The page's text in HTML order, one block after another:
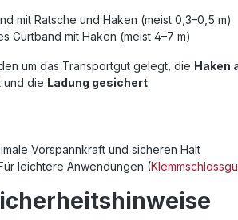
mit Ratsche und Haken (meist 0,3–0,5 m)
Gurtband mit Haken (meist 4–7 m)
um das Transportgut gelegt, die Haken
und die Ladung gesichert.
Vorspannkraft und sicheren Halt
leichtere Anwendungen (